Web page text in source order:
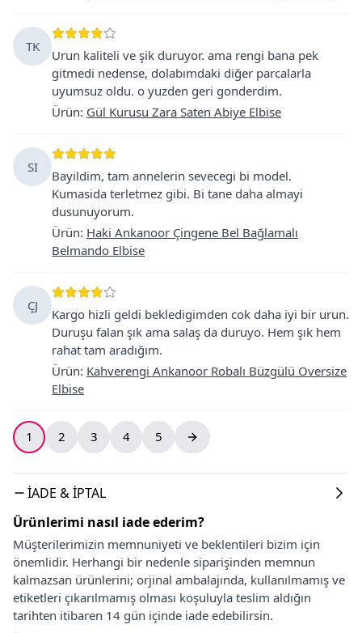
TK
Urun kaliteli ve şik duruyor. ama rengi bana pek
gitmedi nedense, dolabımdaki diğer parcalarla
uyumsuz oldu. o yuzden geri gonderdim.
Ürün: Gül Kurusu Zara Saten Abiye Elbise
SI
Bayildim, tam annelerin sevecegi bi model.
Kumasida terletmez gibi. Bi tane daha almayi
dusunuyorum.
Ürün: Haki Ankanoor Çingene Bel Bağlamalı
Belmando Elbise
ÇJ
Kargo hizli geldi bekledigimden cok daha iyi bir urun.
Duruşu falan şık ama salaş da duruyo. Hem şık hem
rahat tam aradığım.
Ürün: Kahverengi Ankanoor Robalı Büzgülü Oversize
Elbise
1 2 3 4 5
İADE & İPTAL
Ürünlerimi nasıl iade ederim?
Müşterilerimizin memnuniyeti ve beklentileri bizim için
önemlidir. Herhangi bir nedenle siparişinden memnun
kalmazsan ürünlerini; orjinal ambalajında, kullanılmamış ve
etiketleri çıkarılmamış olması koşuluyla teslim aldığın
tarihten itibaren 14 gün içinde iade edebilirsin.